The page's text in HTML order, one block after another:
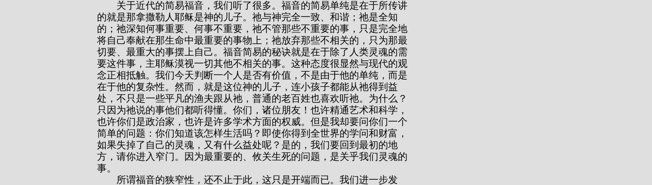
的就是那拿撒勒人耶稣是神的儿子。祂与神完全一致、和谐；祂是全知
的；祂深知何事重要、何事不重要，祂不管那些不重要的事，只是完全地
将自己奉献在那生命中最重要的事物上；祂放弃那些不相关的，只为那最
切要、最重大的事摆上自己。福音简易的秘诀就是在于除了人类灵魂的需
要这件事，主耶稣漠视一切其他不相关的事。这种态度很显然与现代的观
念正相抵触。我们今天判断一个人是否有价值，不是由于他的单纯，而是
在于他的复杂性。然而，就是这位神的儿子，连小孩子都能从祂得到益
处，不只是一些平凡的渔夫跟从祂，普通的老百姓也喜欢听祂。为什么？
只因为祂说的事他们都听得懂。你们，诸位朋友！也许精通艺术和科学，
也许你们是政治家，也许是许多学术方面的权威。但是我却要问你们一个
简单的问题：你们知道该怎样生活吗？即使你得到全世界的学问和财富，
如果失掉了自己的灵魂，又有什么益处呢？是的，我们要回到最初的地
方，请你进入窄门。因为最重要的、攸关生死的问题，是关乎我们灵魂的
事。